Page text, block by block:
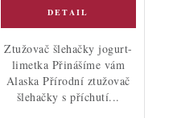
Ztužovač šlehačky jogurt-
limetka Přinášíme vám
Alaska Přírodní ztužovač
šlehačky s příchutí...